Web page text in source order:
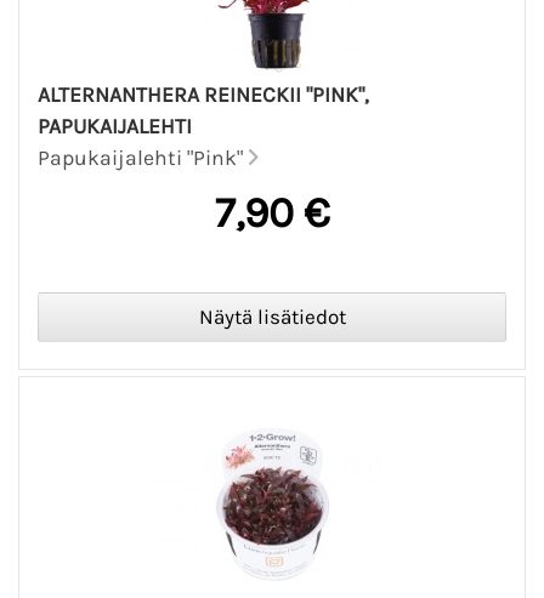
ALTERNANTHERA REINECKII "PINK",
PAPUKAIJALEHTI
Papukaijalehti "Pink"
7,90 €